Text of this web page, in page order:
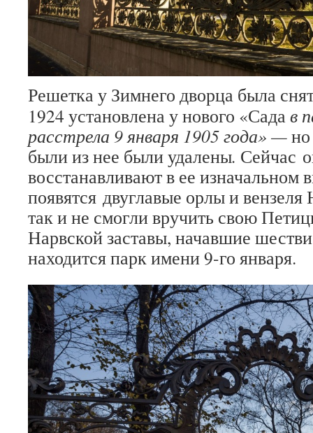
Решетка у Зимнего дворца была
1924 установлена у нового «Сада в
расстрела 9 января 1905 года» —
были из нее были удалены. Сейчас
восстанавливают в ее изначальном
появятся двуглавые орлы и
так и не смогли вручить свою
Нарвской заставы, начавшие
находится парк имени 9-го января.